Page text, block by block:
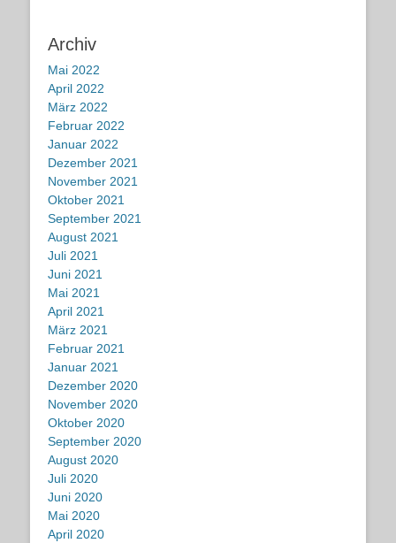
Archiv
Mai 2022
April 2022
März 2022
Februar 2022
Januar 2022
Dezember 2021
November 2021
Oktober 2021
September 2021
August 2021
Juli 2021
Juni 2021
Mai 2021
April 2021
März 2021
Februar 2021
Januar 2021
Dezember 2020
November 2020
Oktober 2020
September 2020
August 2020
Juli 2020
Juni 2020
Mai 2020
April 2020